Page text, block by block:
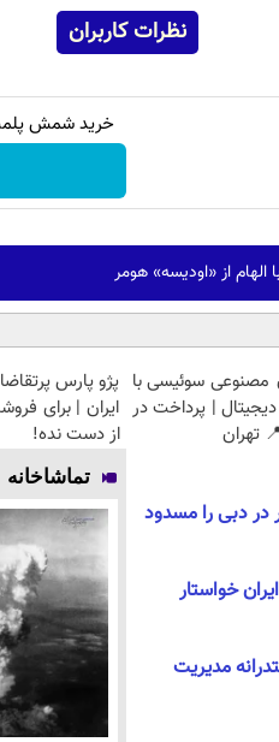
نظرات کاربران
خرید شمش پلمپ طلاسی،
مصنوعی سوئیسی با
دیجیتال | پرداخت در
پژو پارس
ایران | برای
از دست نده!
در دبی را مسدود
خواستار
مدیریت
تماشاخانه